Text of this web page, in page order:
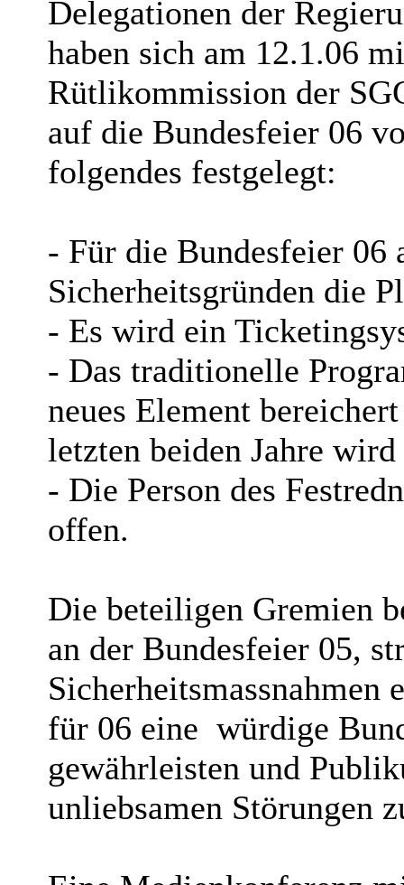
Delegationen der
haben sich am 12.1.06
Rütlikommission der
auf die Bundesfeier 06
folgendes festgelegt:
- Für die Bundesfeier
Sicherheitsgründen die
- Es wird ein
- Das traditionelle
neues Element
letzten beiden Jahre
- Die Person des
offen.
Die beteiligen Gremien
an der Bundesfeier 05,
für 06 eine würdige
gewährleisten und
unliebsamen Störungen